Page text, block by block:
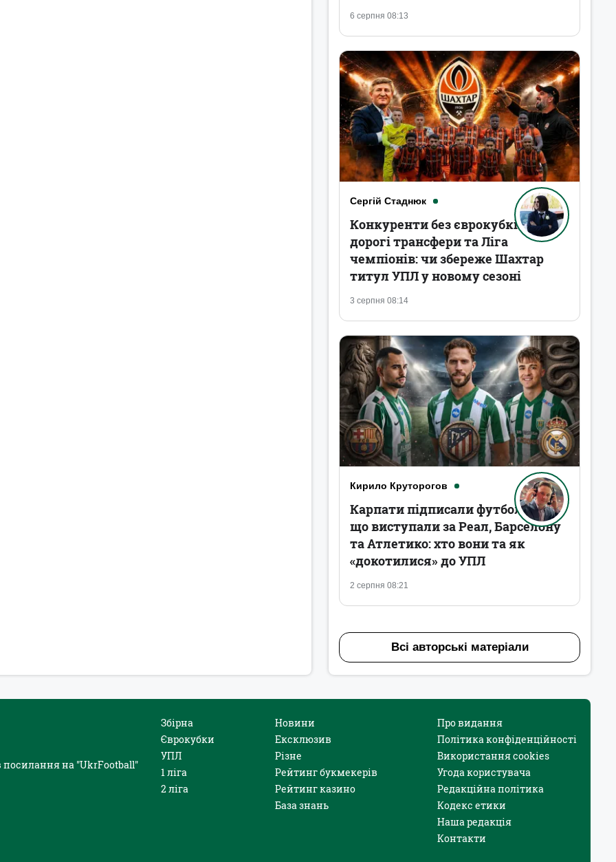
6 серпня 08:13
Сергій Стаднюк
3 серпня 08:14
Конкуренти без єврокубків,
дорогі трансфери та Ліга
чемпіонів: чи збереже Шахтар
титул УПЛ у новому сезоні
Кирило Круторогов
2 серпня 08:21
Карпати підписали футболістів,
що виступали за Реал, Барселону
та Атлетико: хто вони та як
«докотилися» до УПЛ
Всі авторські матеріали
посилання на "UkrFootball"
Збірна
Єврокубки
УПЛ
1 ліга
2 ліга
Новини
Ексклюзив
Різне
Рейтинг букмекерів
Рейтинг казино
База знань
Про видання
Політика конфіденційності
Використання cookies
Угода користувача
Редакційна політика
Кодекс етики
Наша редакція
Контакти